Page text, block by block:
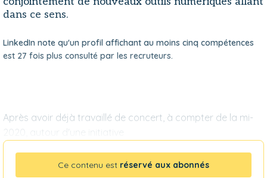
dans ce sens.
LinkedIn note qu'un profil affichant au moins cinq compétences
est 27 fois plus consulté par les recruteurs.
Après avoir déjà travaillé de concert, à compter de la mi-
2020, autour d'une initiative
Ce contenu est réservé aux abonnés